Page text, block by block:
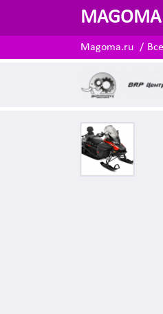
MAGOMA
Magoma.ru Все